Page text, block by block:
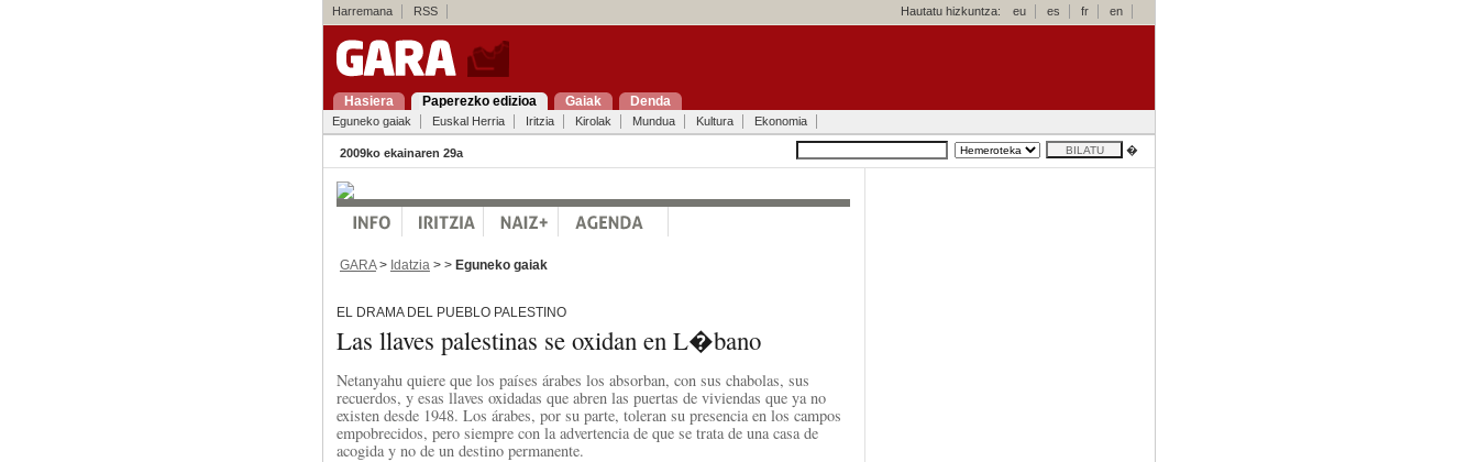
Harremana RSS Hautatu hizkuntza: eu es fr en
Hasiera Paperezko edizioa Gaiak Denda
Eguneko gaiak Euskal Herria Iritzia Kirolak Mundua Kultura Ekonomia
2009ko ekainaren 29a �
GARA> Idatzia > > Eguneko gaiak
EL DRAMA DEL PUEBLO PALESTINO
Las llaves palestinas se oxidan en L�bano
Netanyahu quiere que los países árabes los absorban, con sus chabolas, sus
recuerdos, y esas llaves oxidadas que abren las puertas de viviendas que ya no
existen desde 1948. Los árabes, por su parte, toleran su presencia en los campos
empobrecidos, pero siempre con la advertencia de que se trata de una casa de
acogida y no de un destino permanente.